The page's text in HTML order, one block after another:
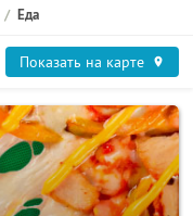
Еда
Показать на карте